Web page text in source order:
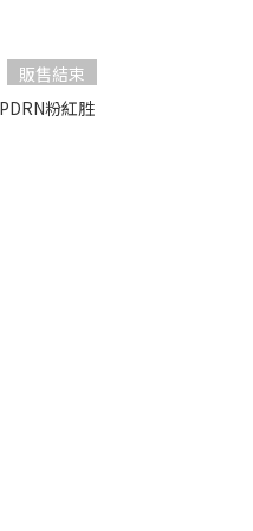
販售結束
粉紅胜